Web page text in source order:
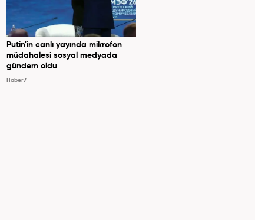
Putin'in canlı yayında mikrofon
müdahalesi sosyal medyada
gündem oldu
Haber7